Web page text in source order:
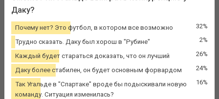
Даку?
Почему нет? Это футбол, в котором все возможно 32%
Трудно сказать. Даку был хорош в "Рубине" 2%
Каждый будет стараться доказать, что он лучший 26%
Даку более стабилен, он будет основным форвардом 24%
Так Угальде в "Спартаке" вроде бы подыскивали новую
команду. Ситуация изменилась?
16%